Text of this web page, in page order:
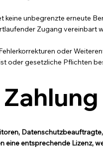
keine unbegrenzte erneute
Zugang vereinbart
oder
oder gesetzliche Pflichten
eine entsprechende Lizenz,